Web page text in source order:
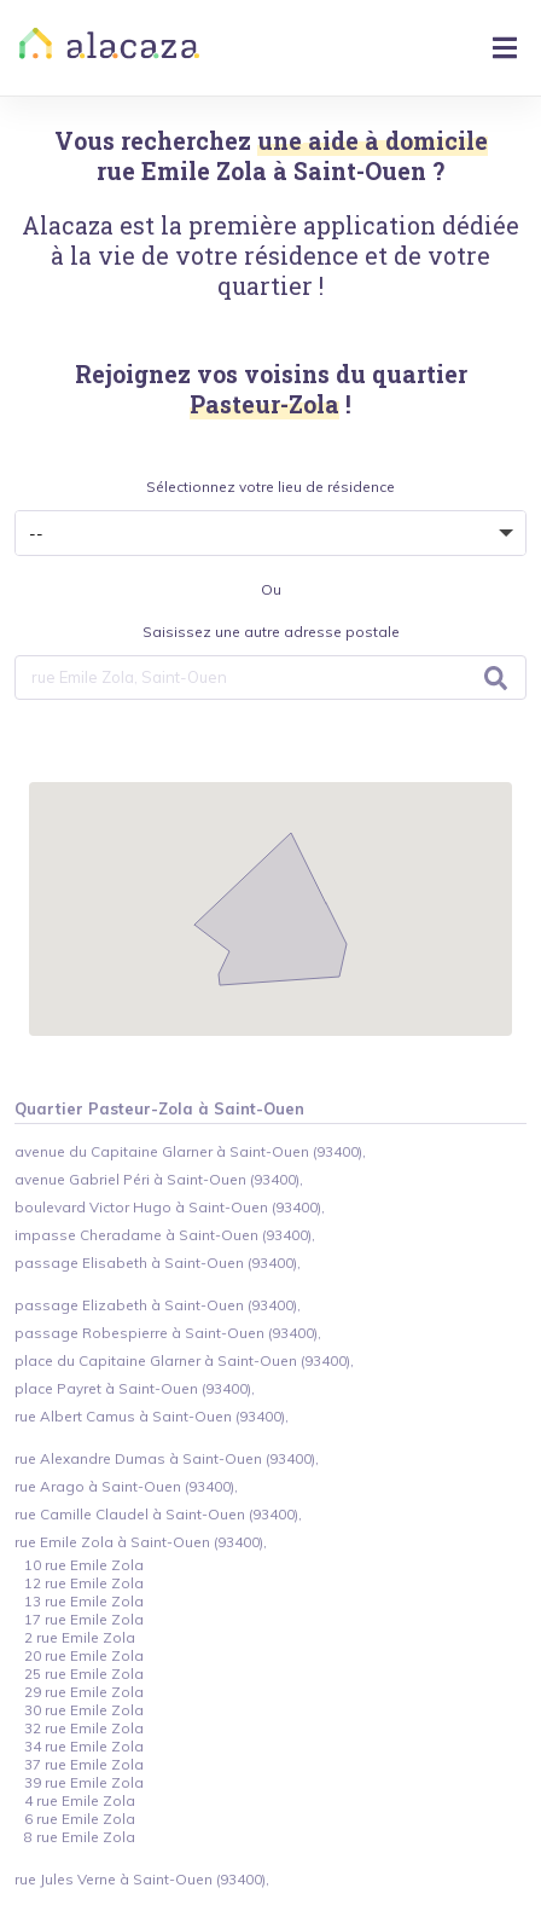
Vous recherchez une aide à domicile
rue Emile Zola à Saint-Ouen ?
Alacaza est la première application dédiée
à la vie de votre résidence et de votre
quartier !
Rejoignez vos voisins du quartier
Pasteur-Zola !
Sélectionnez votre lieu de résidence
Ou
Saisissez une autre adresse postale
Quartier Pasteur-Zola à Saint-Ouen
avenue du Capitaine Glarner à Saint-Ouen (93400),
avenue Gabriel Péri à Saint-Ouen (93400),
boulevard Victor Hugo à Saint-Ouen (93400),
impasse Cheradame à Saint-Ouen (93400),
passage Elisabeth à Saint-Ouen (93400),
passage Elizabeth à Saint-Ouen (93400),
passage Robespierre à Saint-Ouen (93400),
place du Capitaine Glarner à Saint-Ouen (93400),
place Payret à Saint-Ouen (93400),
rue Albert Camus à Saint-Ouen (93400),
rue Alexandre Dumas à Saint-Ouen (93400),
rue Arago à Saint-Ouen (93400),
rue Camille Claudel à Saint-Ouen (93400),
rue Emile Zola à Saint-Ouen (93400),
10 rue Emile Zola
12 rue Emile Zola
13 rue Emile Zola
17 rue Emile Zola
2 rue Emile Zola
20 rue Emile Zola
25 rue Emile Zola
29 rue Emile Zola
30 rue Emile Zola
32 rue Emile Zola
34 rue Emile Zola
37 rue Emile Zola
39 rue Emile Zola
4 rue Emile Zola
6 rue Emile Zola
8 rue Emile Zola
rue Jules Verne à Saint-Ouen (93400),